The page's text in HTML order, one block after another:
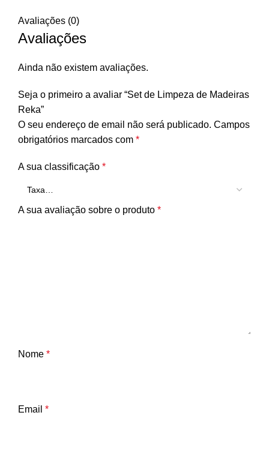
Avaliações (0)
Avaliações
Ainda não existem avaliações.
Seja o primeiro a avaliar “Set de Limpeza de Madeiras
Reka”
O seu endereço de email não será publicado. Campos
obrigatórios marcados com *
A sua classificação *
A sua avaliação sobre o produto *
Nome *
Email *